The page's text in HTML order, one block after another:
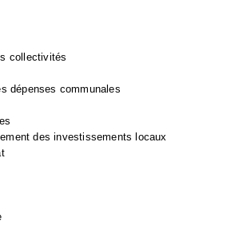
collectivités
dépenses communales
des investissements locaux